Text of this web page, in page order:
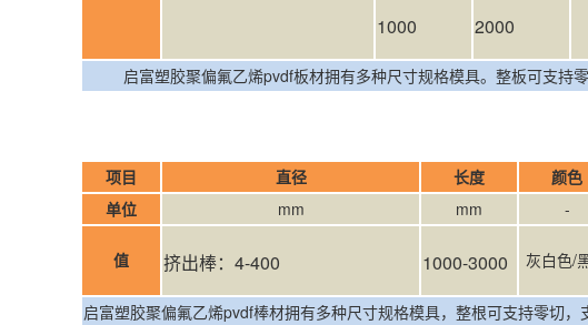
1000
2000
启富塑胶聚偏氟乙烯pvdf板材拥有多种尺寸规格模具。整板可支持
项目 直径 长度 颜
单位
mm mm -
值 挤出棒：4-400 1000-3000 灰白色/
启富塑胶聚偏氟乙烯pvdf棒材拥有多种尺寸规格模具，整根可支持零切